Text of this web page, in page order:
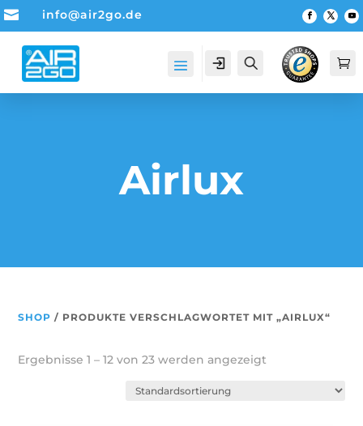
 info@air2go.de
Account Suche 
Airlux
SHOP / PRODUKTE VERSCHLAGWORTET MIT „AIRLUX“
Ergebnisse 1 – 12 von 23 werden angezeigt